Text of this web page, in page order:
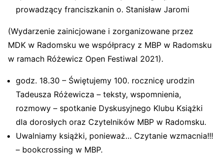
prowadzący franciszkanin o. Stanisław Jaromi
(Wydarzenie zainicjowane i zorganizowane przez
MDK w Radomsku we współpracy z MBP w Radomsku
w ramach Różewicz Open Festiwal 2021).
godz. 18.30 – Świętujemy 100. rocznicę urodzin
Tadeusza Różewicza – teksty, wspomnienia,
rozmowy – spotkanie Dyskusyjnego Klubu Książki
dla dorosłych oraz Czytelników MBP w Radomsku.
Uwalniamy książki, ponieważ… Czytanie wzmacnia!!!
– bookcrossing w MBP.